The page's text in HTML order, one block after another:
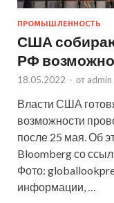
ПРОМЫШЛЕННОСТЬ
США
РФ
18.05.2022 - от admin
Власти США
возможности
после 25 мая. Об
Bloomberg со
Фото:
информации, …